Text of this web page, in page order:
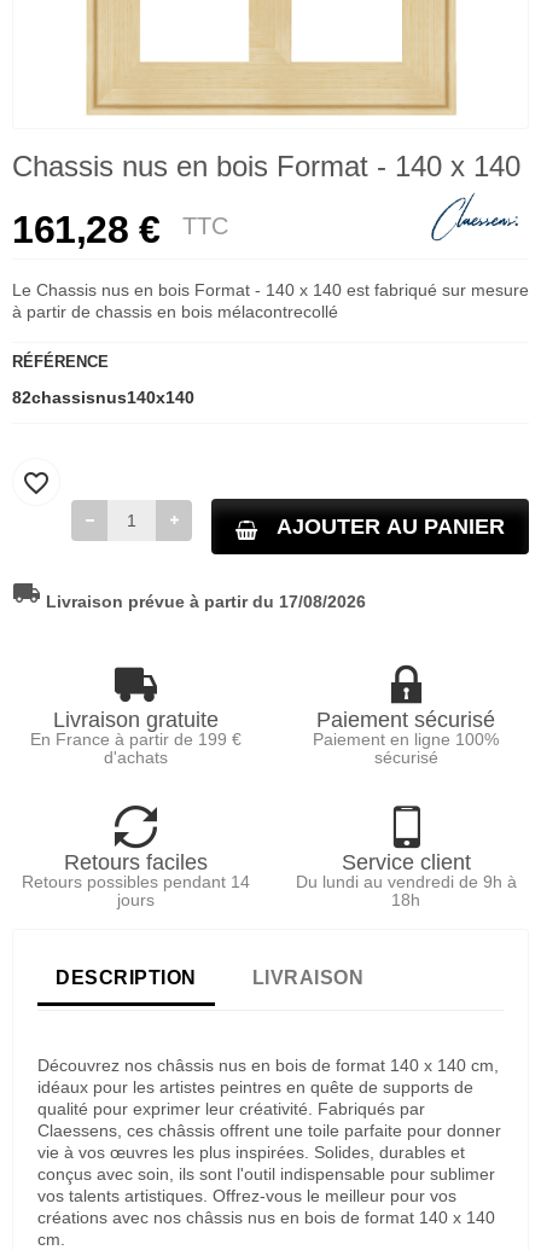
Chassis nus en bois Format - 140 x 140
161,28 € TTC
Le Chassis nus en bois Format - 140 x 140 est fabriqué sur mesure
à partir de chassis en bois mélacontrecollé
RÉFÉRENCE
82chassisnus140x140
AJOUTER AU PANIER
favorite_border
local_shipping Livraison prévue à partir du 17/08/2026
Livraison gratuite
En France à partir de 199 €
d'achats
Paiement sécurisé
Paiement en ligne 100%
sécurisé
Retours faciles
Retours possibles pendant 14
jours
Service client
Du lundi au vendredi de 9h à
18h
DESCRIPTION LIVRAISON
Découvrez nos châssis nus en bois de format 140 x 140 cm,
idéaux pour les artistes peintres en quête de supports de
qualité pour exprimer leur créativité. Fabriqués par
Claessens, ces châssis offrent une toile parfaite pour donner
vie à vos œuvres les plus inspirées. Solides, durables et
conçus avec soin, ils sont l'outil indispensable pour sublimer
vos talents artistiques. Offrez-vous le meilleur pour vos
créations avec nos châssis nus en bois de format 140 x 140
cm.